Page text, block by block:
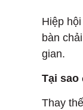
Hiệp
bàn
gian.
Tại sao
Thay